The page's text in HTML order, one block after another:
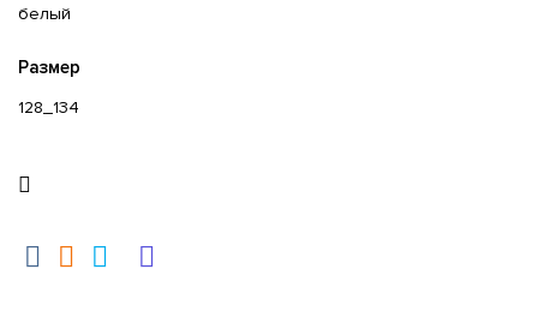
белый
Размер
128_134